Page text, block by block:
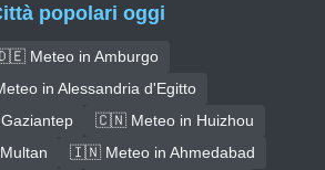
popolari oggi
Meteo in Amburgo
in Alessandria d'Egitto
🇨🇳 Meteo in Huizhou
🇮🇳 Meteo in Ahmedabad